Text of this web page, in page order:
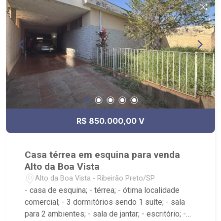
R$ 850.000,00 V
Casa térrea em esquina para venda
Alto da Boa Vista
Alto da Boa Vista - Ribeirão Preto/SP
- casa de esquina; - térrea; - ótima localidade
comercial; - 3 dormitórios sendo 1 suíte; - sala
para 2 ambientes; - sala de jantar; - escritório; -